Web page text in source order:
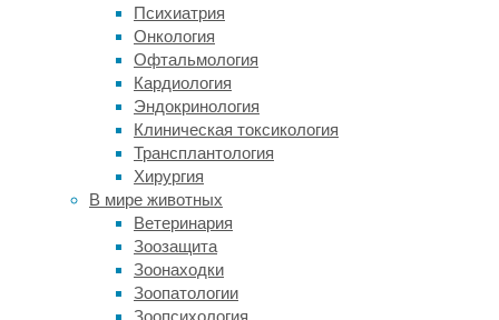
Психиатрия
Онкология
Офтальмология
Кардиология
Эндокринология
Клиническая токсикология
Трансплантология
Хирургия
В мире животных
Ветеринария
Зоозащита
Зоонаходки
Зоопатологии
Зоопсихология
Специалисты
из
Редингского
университета
Университета
Суонси
Великобритании
предположили,
что
схожий
словарный